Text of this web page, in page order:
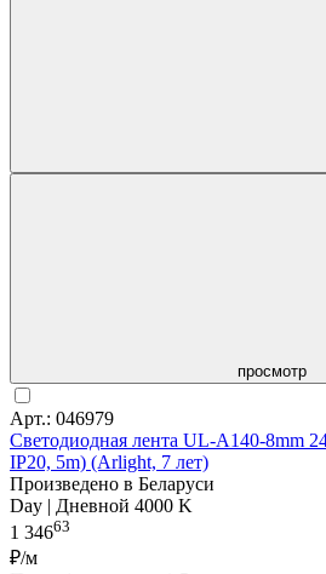
просмотр
Арт.: 046979
Светодиодная лента UL-A140-8mm
IP20, 5m) (Arlight, 7 лет)
Произведено в Беларуси
Day | Дневной 4000 K
1 34663
₽/м